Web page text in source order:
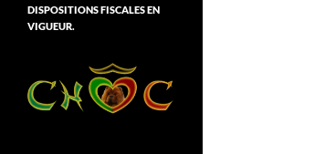
DISPOSITIONS FISCALES EN
VIGUEUR.